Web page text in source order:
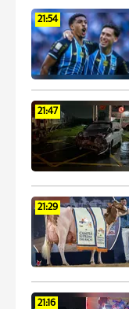
21:54
21:47
21:29
21:16